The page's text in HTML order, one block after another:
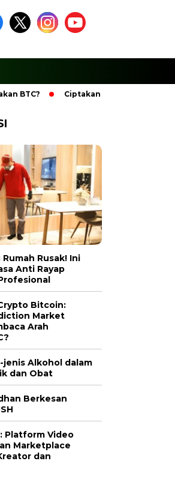
Ciptakan Ramadhan Berkesan
Rusak! Ini
Anti Rayap
Bitcoin:
Market
Arah
jenis Alkohol dalam
dan Obat
Berkesan
Platform Video
Marketplace
dan